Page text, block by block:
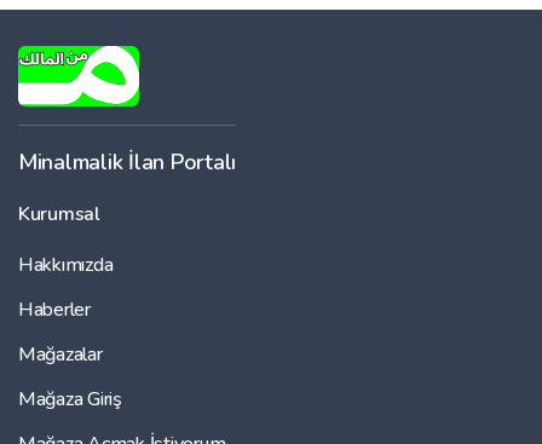
Minalmalik İlan Portalı
Kurumsal
Hakkımızda
Haberler
Mağazalar
Mağaza Giriş